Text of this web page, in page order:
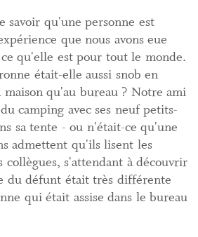
savoir qu'une personne est
que nous avons eue
qu'elle est pour tout le monde.
était-elle aussi snob en
qu'au bureau ? Notre ami
camping avec ses neuf petits-
sa tente - ou n'était-ce qu'une
admettent qu'ils lisent les
collègues, s'attendant à découvrir
du défunt était très différente
qui était assise dans le bureau